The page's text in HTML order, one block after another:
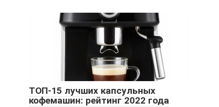
ТОП-15 лучших капсульных
кофемашин: рейтинг 2022 года